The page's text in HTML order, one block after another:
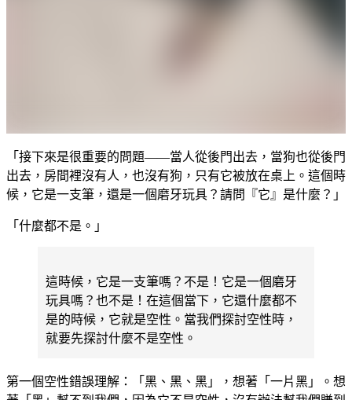
「接下來是很重要的問題——當人從後門出去，當狗也從後門
出去，房間裡沒有人，也沒有狗，只有它被放在桌上。這個時
候，它是一支筆，還是一個磨牙玩具？請問『它』是什麼？」
「什麼都不是。」
這時候，它是一支筆嗎？不是！它是一個磨牙
玩具嗎？也不是！在這個當下，它還什麼都不
是的時候，它就是空性。當我們探討空性時，
就要先探討什麼不是空性。
第一個空性錯誤理解：「黑、黑、黑」，想著「一片黑」。想